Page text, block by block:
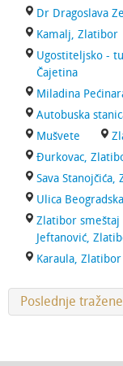
Dr Dragoslava
Kamalj, Zlatibor
Ugostiteljsko -
Čajetina
Miladina
Autobuska
Mušvete
Đurkovac,
Sava Stanojčića,
Ulica
Zlatibor smeštaj
Jeftanović,
Karaula, Zlatibor
Poslednje